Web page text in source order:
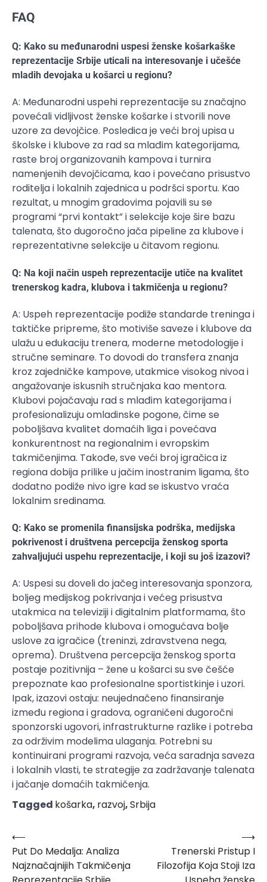
FAQ
Q: Kako su međunarodni uspesi ženske košarkaške
reprezentacije Srbije uticali na interesovanje i učešće
mladih devojaka u košarci u regionu?
A: Međunarodni uspehi reprezentacije su značajno
povećali vidljivost ženske košarke i stvorili nove
uzore za devojčice. Posledica je veći broj upisa u
školske i klubove za rad sa mlađim kategorijama,
raste broj organizovanih kampova i turnira
namenjenih devojčicama, kao i povećano prisustvo
roditelja i lokalnih zajednica u podršci sportu. Kao
rezultat, u mnogim gradovima pojavili su se
programi “prvi kontakt” i selekcije koje šire bazu
talenata, što dugoročno jača pipeline za klubove i
reprezentativne selekcije u čitavom regionu.
Q: Na koji način uspeh reprezentacije utiče na kvalitet
trenerskog kadra, klubova i takmičenja u regionu?
A: Uspeh reprezentacije podiže standarde treninga i
taktičke pripreme, što motiviše saveze i klubove da
ulažu u edukaciju trenera, moderne metodologije i
stručne seminare. To dovodi do transfera znanja
kroz zajedničke kampove, utakmice visokog nivoa i
angažovanje iskusnih stručnjaka kao mentora.
Klubovi pojačavaju rad s mlađim kategorijama i
profesionalizuju omladinske pogone, čime se
poboljšava kvalitet domaćih liga i povećava
konkurentnost na regionalnim i evropskim
takmičenjima. Takođe, sve veći broj igračica iz
regiona dobija prilike u jačim inostranim ligama, što
dodatno podiže nivo igre kad se iskustvo vraća
lokalnim sredinama.
Q: Kako se promenila finansijska podrška, medijska
pokrivenost i društvena percepcija ženskog sporta
zahvaljujući uspehu reprezentacije, i koji su još izazovi?
A: Uspesi su doveli do jačeg interesovanja sponzora,
boljeg medijskog pokrivanja i većeg prisustva
utakmica na televiziji i digitalnim platformama, što
poboljšava prihode klubova i omogućava bolje
uslove za igračice (treninzi, zdravstvena nega,
oprema). Društvena percepcija ženskog sporta
postaje pozitivnija – žene u košarci su sve češće
prepoznate kao profesionalne sportistkinje i uzori.
Ipak, izazovi ostaju: neujednačeno finansiranje
između regiona i gradova, ograničeni dugoročni
sponzorski ugovori, infrastrukturne razlike i potreba
za održivim modelima ulaganja. Potrebni su
kontinuirani programi razvoja, veća saradnja saveza
i lokalnih vlasti, te strategije za zadržavanje talenata
i jačanje domaćih takmičenja.
Tagged košarka, razvoj,Srbija
Post
navigation
⟵
Put Do Medalja: Analiza
Najznačajnijih Takmičenja
Trenerski Pristup I
Filozofija Koja Stoji Iza
⟶